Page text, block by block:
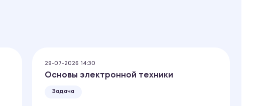
29-07-2026 14:30
Основы электронной техники
Задача